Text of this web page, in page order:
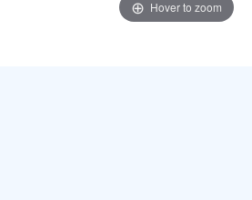
Hover to zoom